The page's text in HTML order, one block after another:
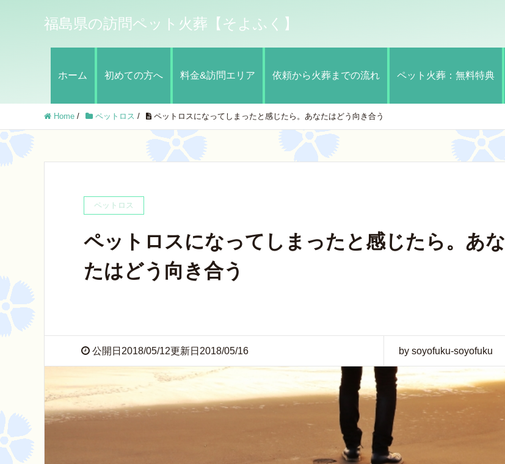
福島県の訪問ペット火葬【そよふく】
ホーム 初めての方へ 料金&訪問エリア 依頼から火葬までの流れ ペット火葬：無料特典
Home / ペットロス / ペットロスになってしまったと感じたら。あなたはどう向き合う
ペットロス
ペットロスになってしまったと感じたら。あな
たはどう向き合う
公開日2018/05/12更新日2018/05/16 by soyofuku-soyofuku